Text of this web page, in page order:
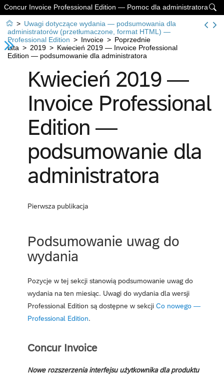

Concur Invoice Professional Edition — Pomoc dla administratora
 > Uwagi dotyczące wydania — podsumowania dla
administratorów (przetłumaczone, format HTML) —
Professional Edition > Invoice > Poprzednie
lata > 2019 > Kwiecień 2019 — Invoice Professional
Edition — podsumowanie dla administratora
Kwiecień 2019 —
Invoice Professional
Edition —
podsumowanie dla
administratora
Pierwsza publikacja
Podsumowanie uwag do
wydania
Pozycje w tej sekcji stanowią podsumowanie uwag do
wydania na ten miesiąc. Uwagi do wydania dla wersji
Professional Edition są dostępne w sekcji Co nowego —
Professional Edition.
Concur Invoice
Nowe rozszerzenia interfejsu użytkownika dla produktu